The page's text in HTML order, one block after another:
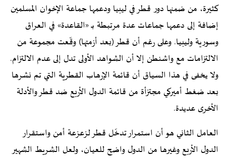
كثيرة، من ضمنها دور قطر في ليبيا ودعمها جماعة الإخوان المسلمين
إضافة إلى دعمها جماعات عدة مرتبطة بـ «القاعدة» في العراق
وسورية وليبيا. وعلى رغم أن قطر (بعد أزمتها) وقّعت مجموعة من
الالتزامات مع واشنطن إلا أن الشواهد الأولى تدل إلى عدم الالتزام.
ولا يخفى في هذا السياق أن قائمة الإرهاب القطرية التي تم نشرها
بعد ضغط أميركي مجتزأة من قائمة الدول الأربع ضد قطر والأدلة
الأخرى عديدة.
العامل الثاني هو أن استمرار تدخّل قطر لزعزعة أمن واستقرار
الدول الأربع وغيرها من الدول واضح للعيان، ولعل الشريط الشهير